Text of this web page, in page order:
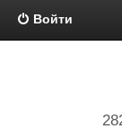
Войти